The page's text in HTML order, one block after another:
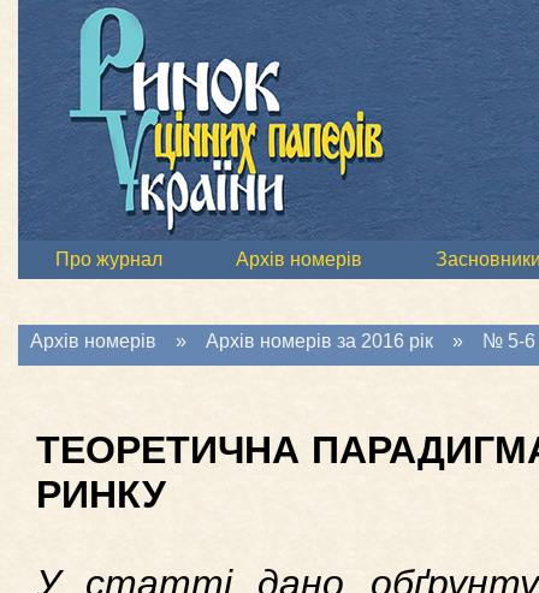
Про журнал Архів номерів
Архів номерів » Архів номерів за 2016 рік » № 5-6
ТЕОРЕТИЧНА
РИНКУ
У статті дано